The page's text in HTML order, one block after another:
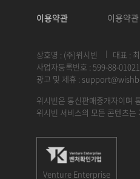
이용약관 이용약관
상호명 : (주)위시빈 대표 :
사업자등록번호 : 599-88-01021
광고 및 제휴 :
위시빈은 통신판매중개자이며
위시빈 서비스의 모든 콘텐츠
Venture Enterprise